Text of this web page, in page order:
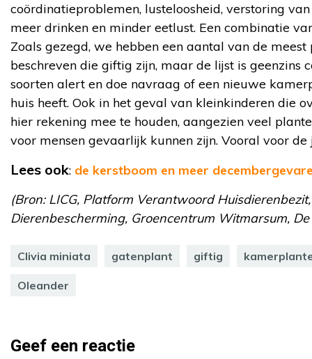
coördinatieproblemen, lusteloosheid, verstoring
meer drinken en minder eetlust. Een combinatie
Zoals gezegd, we hebben een aantal van de
beschreven die giftig zijn, maar de lijst is geenzins
soorten alert en doe navraag of een nieuwe
huis heeft. Ook in het geval van kleinkinderen die
hier rekening mee te houden, aangezien veel
voor mensen gevaarlijk kunnen zijn. Vooral voor de
Lees ook: de kerstboom en meer
(Bron: LICG, Platform Verantwoord
Dierenbescherming, Groencentrum Witmarsum,
Clivia miniata gatenplant giftig
Oleander
Geef een reactie